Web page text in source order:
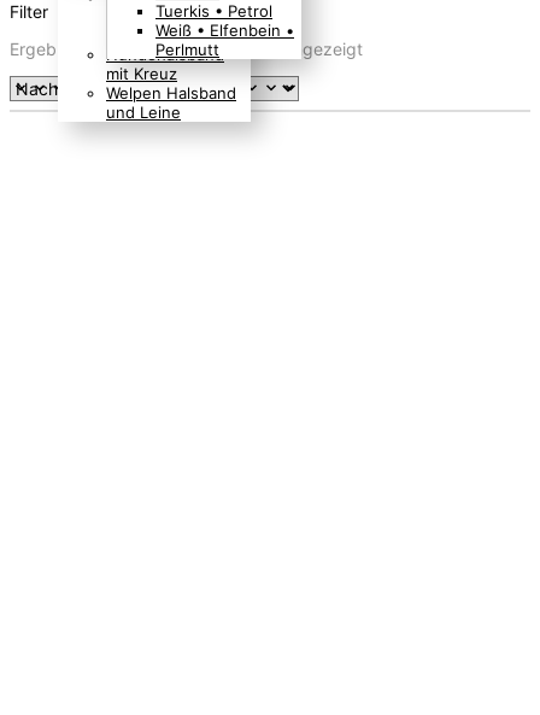
Boho Indianer
Hippie Look
Hundehalsband
mit Kreuz
Welpen Halsband
und Leine
Tuerkis • Petrol
Weiß • Elfenbein •
Perlmutt
Filter
Ergebnisse 1 – 24 von 127 werden angezeigtNach